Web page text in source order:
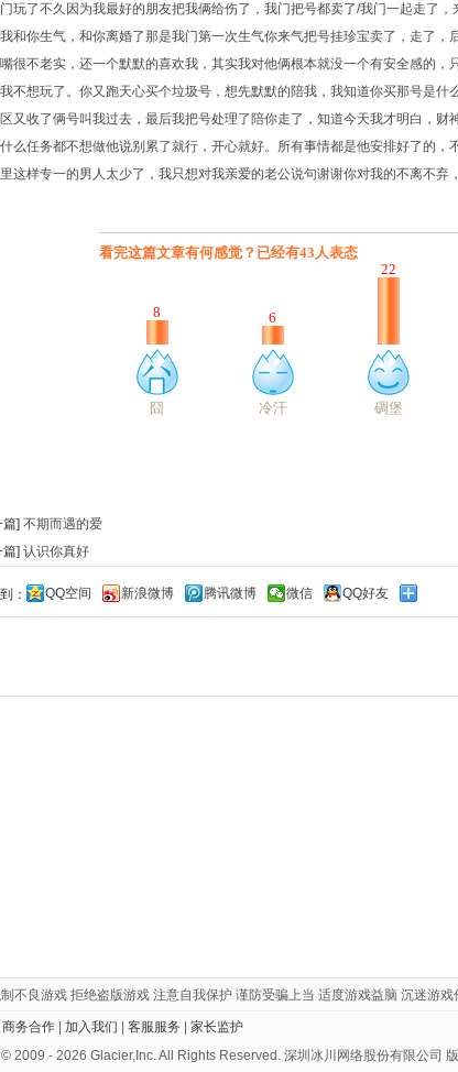
玩了不久因为我最好的朋友把我俩给伤了，我门把号都卖了/我门一起走了
和你生气，和你离婚了那是我门第一次生气你来气把号挂珍宝卖了，走了
很不老实，还一个默默的喜欢我，其实我对他俩根本就没一个有安全感的
不想玩了。你又跑天心买个垃圾号，想先默默的陪我，我知道你买那号是
又收了俩号叫我过去，最后我把号处理了陪你走了，知道今天我才明白，
么任务都不想做他说别累了就行，开心就好。所有事情都是他安排好了的
这样专一的男人太少了，我只想对我亲爱的老公说句谢谢你对我的不离不弃
篇] 不期而遇的爱
篇] 认识你真好
： QQ空间 新浪微博 腾讯微博 微信 QQ好友
不良游戏 拒绝盗版游戏 注意自我保护 谨防受骗上当 适度游戏益脑 沉迷游
商务合作 | 加入我们 | 客服服务 | 家长监护
2009 - 2026 Glacier,Inc. All Rights Reserved. 深圳冰川网络股份有限公司